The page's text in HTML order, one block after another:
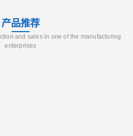
产品推荐
and sales in one of the manufacturing
enterprises